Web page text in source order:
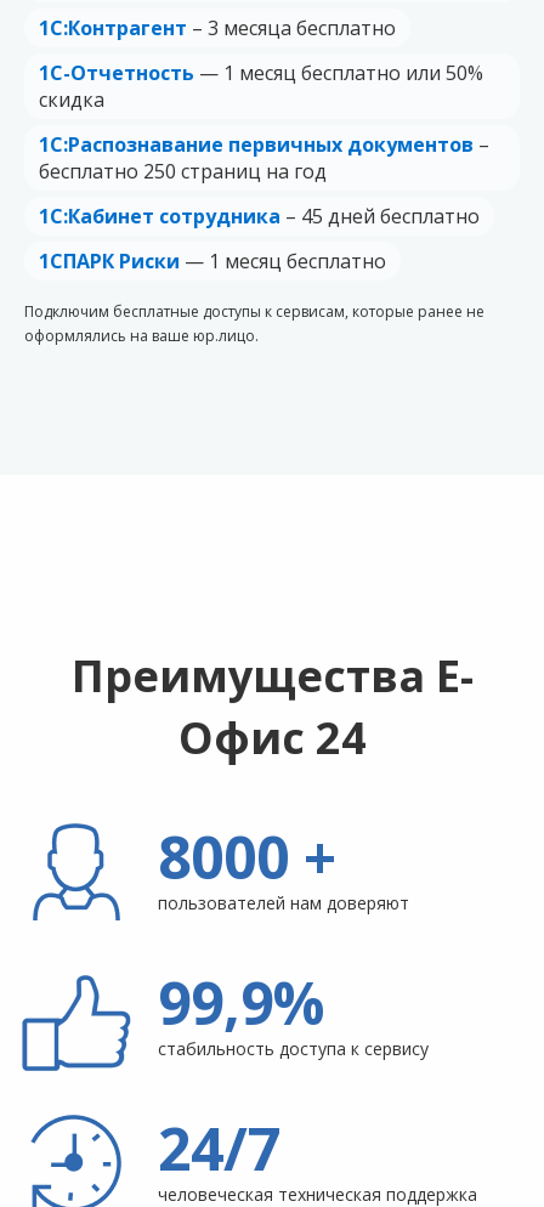
1С:Контрагент – 3 месяца бесплатно
1С-Отчетность — 1 месяц бесплатно или 50%
скидка
1С:Распознавание первичных документов –
бесплатно 250 страниц на год
1С:Кабинет сотрудника – 45 дней бесплатно
1СПАРК Риски — 1 месяц бесплатно
Подключим бесплатные доступы к сервисам, которые ранее не
оформлялись на ваше юр.лицо.
Преимущества Е-
Офис 24
8000 +
пользователей нам доверяют
99,9%
стабильность доступа к сервису
24/7
человеческая техническая поддержка